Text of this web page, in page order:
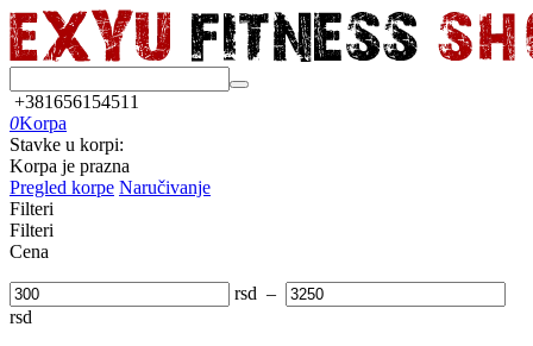
+381656154511
0Korpa
Stavke u korpi:
Korpa je prazna
Pregled korpe Naručivanje
Filteri
Filteri
Cena
rsd –
rsd